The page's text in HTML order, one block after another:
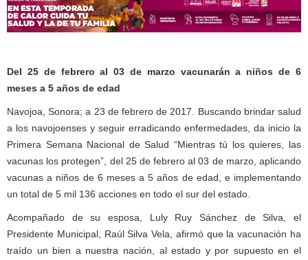
Del 25 de febrero al 03 de marzo vacunarán a niños de 6
meses a 5 años de edad
Navojoa, Sonora; a 23 de febrero de 2017. Buscando brindar salud
a los navojoenses y seguir erradicando enfermedades, da inicio la
Primera Semana Nacional de Salud “Mientras tú los quieres, las
vacunas los protegen”, del 25 de febrero al 03 de marzo, aplicando
vacunas a niños de 6 meses a 5 años de edad, e implementando
un total de 5 mil 136 acciones en todo el sur del estado.
Acompañado de su esposa, Luly Ruy Sánchez de Silva, el
Presidente Municipal, Raúl Silva Vela, afirmó que la vacunación ha
traído un bien a nuestra nación, al estado y por supuesto en el